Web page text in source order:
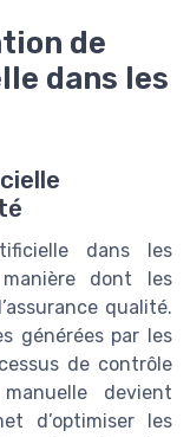
de
dans les
dans les
dont les
qualité.
générées par les
de contrôle
devient
d’optimiser les